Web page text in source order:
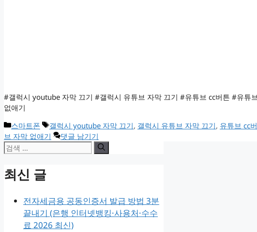
#갤럭시 youtube 자막 끄기 #갤럭시 유튜브 자막 끄기 #유튜브 cc버튼 #유튜
없애기
카
테
고
리
스마트폰
태
그
갤럭시 youtube 자막 끄기, 갤럭시 유튜브 자막 끄기, 유튜브 cc
브 자막 없애기
댓글 남기기
검
최신 글
전자세금용 공동인증서 발급 방법 3분
끝내기 (은행 인터넷뱅킹·사용처·수수
료 2026 최신)